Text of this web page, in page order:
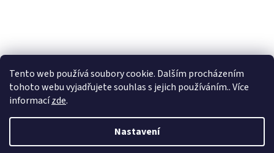
Tento web používá soubory cookie. Dalším procházením
tohoto webu vyjadřujete souhlas s jejich používáním.. Více
informacízde.
Nastavení
nastavená Věrnostní sleva 3% - 10% na Všechny Vaše další nákupy. Čím
víc nakoupíte, tím větší slevu můžete získat. Vaše objednávky se sčítají.